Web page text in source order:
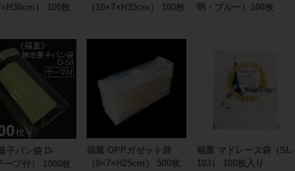
） 100枚
（10×7×H35cm） 100枚
明・ブルー）100枚
子パン袋 D-
ープ付） 1000枚
福重 OPPガゼット袋
（8×7×H25cm） 500枚
福重 マドレーヌ袋（SL-
103） 100枚入り